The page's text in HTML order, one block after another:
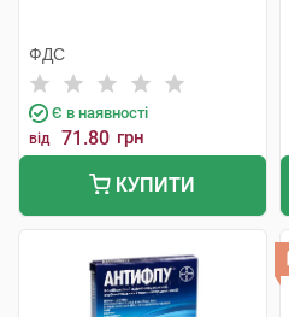
ФДС
Є в наявності
від 71.80 грн
КУПИТИ